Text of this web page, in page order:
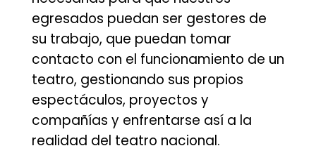
egresados puedan ser gestores de
su trabajo, que puedan tomar
contacto con el funcionamiento de un
teatro, gestionando sus propios
espectáculos, proyectos y
compañías y enfrentarse así a la
realidad del teatro nacional.